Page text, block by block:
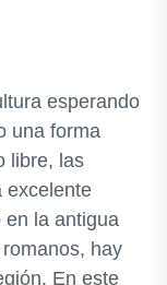
esperando
una forma
libre, las
excelente
en la antigua
hay
En este